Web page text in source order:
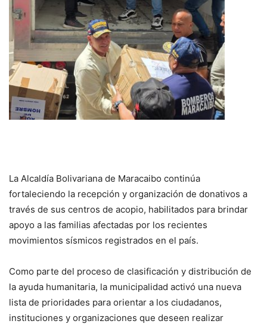
La Alcaldía Bolivariana de Maracaibo continúa
fortaleciendo la recepción y organización de donativos a
través de sus centros de acopio, habilitados para brindar
apoyo a las familias afectadas por los recientes
movimientos sísmicos registrados en el país.
Como parte del proceso de clasificación y distribución de
la ayuda humanitaria, la municipalidad activó una nueva
lista de prioridades para orientar a los ciudadanos,
instituciones y organizaciones que deseen realizar